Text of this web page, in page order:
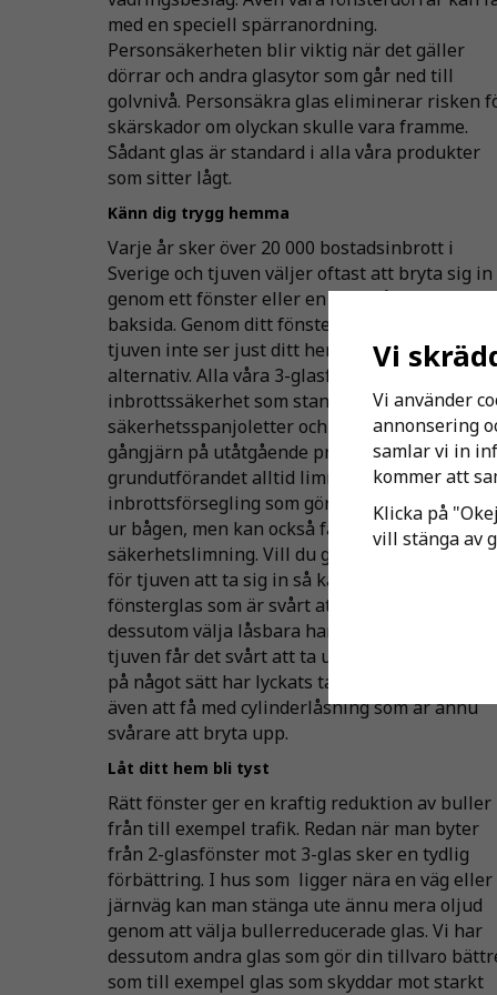
med en speciell spärranordning.
Personsäkerheten blir viktig när det gäller
dörrar och andra glasytor som går ned till
golvnivå. Personsäkra glas eliminerar risken
skärskador om olyckan skulle vara framme.
Sådant glas är standard i alla våra produkter
som sitter lågt.
Känn dig trygg hemma
Varje år sker över 20 000 bostadsinbrott i
Sverige och tjuven väljer oftast att bryta sig in
genom ett fönster eller en dörr på husets
baksida. Genom ditt fönsterval kan du se till att
tjuven inte ser just ditt hem som något
alternativ. Alla våra 3-glasfönster har förhöjd
inbrottssäkerhet som standard, med
säkerhetsspanjoletter och inbrottssäkrade
gångjärn på utåtgående produkter. Glasen är i
grundutförandet alltid limmade eller har
inbrottsförsegling som gör dem svårare att
ur bågen, men kan också fås med en förhöjd
säkerhetslimning. Vill du göra det ännu
för tjuven att ta sig in så kan du välja laminerat
fönsterglas som är svårt att krossa. Genom att
dessutom välja låsbara handtag kan du se till
tjuven får det svårt att ta ut dina saker om
på något sätt har lyckats ta sig in. Handtagen
även att få med cylinderlåsning som är ännu
svårare att bryta upp.
Låt ditt hem bli tyst
Rätt fönster ger en kraftig reduktion av buller
från till exempel trafik. Redan när man byter
från 2-glasfönster mot 3-glas sker en tydlig
förbättring. I hus som ligger nära en väg eller
järnväg kan man stänga ute ännu mera oljud
genom att välja bullerreducerade glas. Vi har
dessutom andra glas som gör din tillvaro
som till exempel glas som skyddar mot starkt
Vi
Vi använder
annonsering
samlar vi in
kommer att
Klicka på
vill stänga av